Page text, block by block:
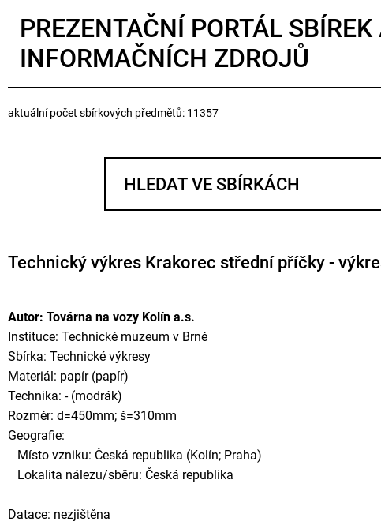
PREZENTAČNÍ PORTÁL SBÍREK
INFORMAČNÍCH ZDROJŮ
aktuální počet sbírkových předmětů: 11357
Technický výkres Krakorec střední příčky -
Autor: Továrna na vozy Kolín a.s.
Instituce: Technické muzeum v Brně
Sbírka: Technické výkresy
Materiál: papír (papír)
Technika: - (modrák)
Rozměr: d=450mm; š=310mm
Geografie:
Místo vzniku: Česká republika (Kolín; Praha)
Lokalita nálezu/sběru: Česká republika
Datace: nezjištěna